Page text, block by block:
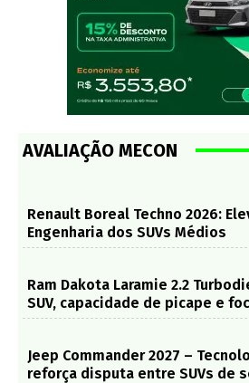
AVALIAÇÃO MECON
Renault Boreal Techno 2026:
Engenharia dos SUVs Médios
Ram Dakota Laramie 2.2
SUV, capacidade de picape e
Jeep Commander 2027 –
reforça disputa entre SUVs de